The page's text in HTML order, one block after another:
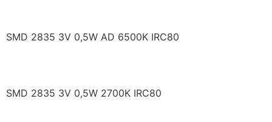
SMD 2835 3V 0,5W AD 6500K IRC80
SMD 2835 3V 0,5W 2700K IRC80